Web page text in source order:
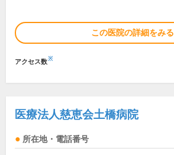
この医院の詳細をみる
アクセス数※
医療法人慈恵会土橋病院
所在地・電話番号